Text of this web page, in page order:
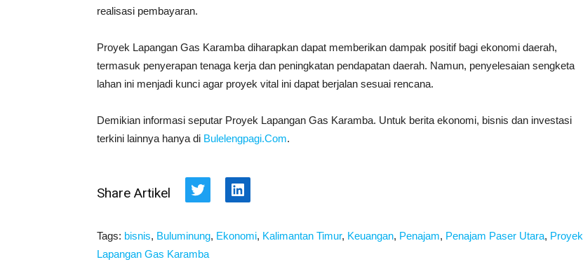
realisasi pembayaran.
Proyek Lapangan Gas Karamba diharapkan dapat memberikan dampak positif bagi ekonomi daerah,
termasuk penyerapan tenaga kerja dan peningkatan pendapatan daerah. Namun, penyelesaian sengketa
lahan ini menjadi kunci agar proyek vital ini dapat berjalan sesuai rencana.
Demikian informasi seputar Proyek Lapangan Gas Karamba. Untuk berita ekonomi, bisnis dan investasi
terkini lainnya hanya di Bulelengpagi.Com.
Share Artikel Twitter LinkedIn
Tags: bisnis, Buluminung, Ekonomi, Kalimantan Timur, Keuangan, Penajam, Penajam Paser Utara, Proyek
Lapangan Gas Karamba